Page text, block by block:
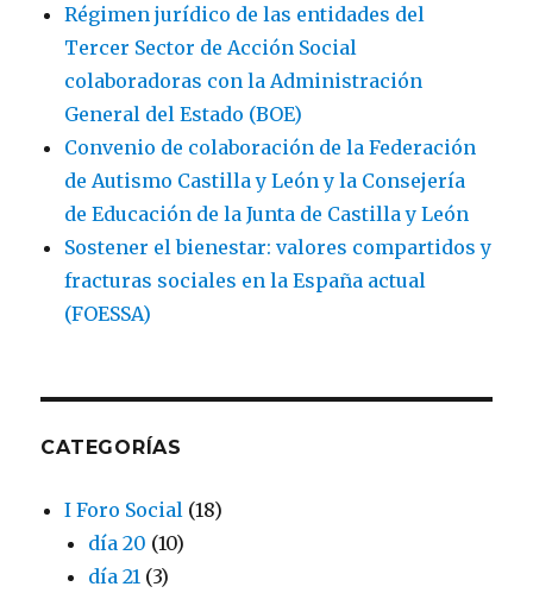
Régimen jurídico de las entidades del
Tercer Sector de Acción Social
colaboradoras con la Administración
General del Estado (BOE)
Convenio de colaboración de la Federación
de Autismo Castilla y León y la Consejería
de Educación de la Junta de Castilla y León
Sostener el bienestar: valores compartidos y
fracturas sociales en la España actual
(FOESSA)
CATEGORÍAS
I Foro Social (18)
día 20 (10)
día 21 (3)